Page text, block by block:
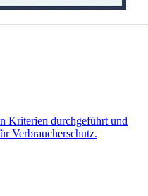
Kriterien durchgeführt und
Verbraucherschutz.